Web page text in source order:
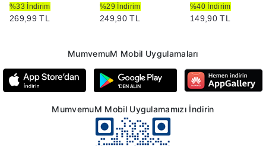
%33 İndirim
269,99 TL
%29 İndirim
249,90 TL
%40 İndirim
149,90 TL
MumvemuM Mobil Uygulamaları
MumvemuM Mobil Uygulamamızı İndirin